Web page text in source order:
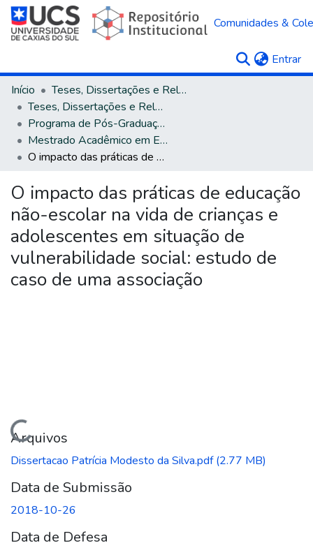
Comunidades &
Entrar
Início
Teses, Dissertações e Relatórios
Teses, Dissertações e Relatórios defendidos na UCS
Programa de Pós-Graduação em Educação
Mestrado Acadêmico em Educação
O impacto das práticas de educação não-escolar na vida de crianças e adolescentes em situação de vulnerabilidade social: estudo de caso de uma associação
O impacto das práticas de educação
não-escolar na vida de crianças e
adolescentes em situação de
vulnerabilidade social: estudo de
caso de uma associação
Arquivos
Dissertacao Patrícia Modesto da Silva.pdf(2.77 MB)
Data de Submissão
2018-10-26
Data de Defesa